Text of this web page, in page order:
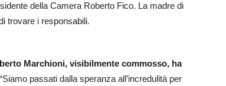
della Camera Roberto Fico. La madre di
trovare i responsabili.
Marchioni, visibilmente commosso, ha
“Siamo passati dalla speranza all’incredulità per